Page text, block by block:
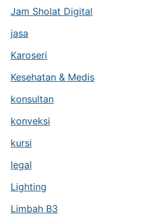
Jam Sholat Digital
jasa
Karoseri
Kesehatan & Medis
konsultan
konveksi
kursi
legal
Lighting
Limbah B3